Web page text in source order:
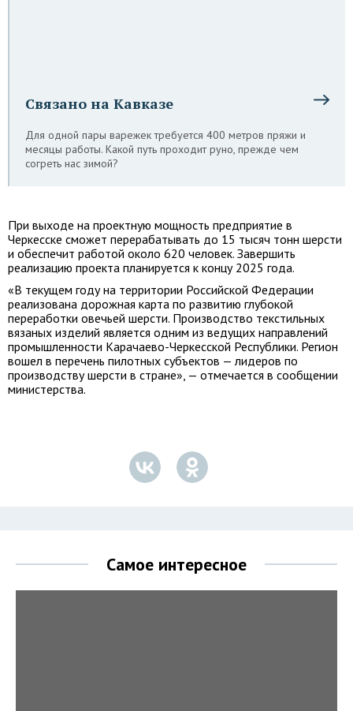
Связано на Кавказе
Для одной пары варежек требуется 400 метров пряжи и
месяцы работы. Какой путь проходит руно, прежде чем
согреть нас зимой?
При выходе на проектную мощность предприятие в
Черкесске сможет перерабатывать до 15 тысяч тонн шерсти
и обеспечит работой около 620 человек. Завершить
реализацию проекта планируется к концу 2025 года.
«В текущем году на территории Российской Федерации
реализована дорожная карта по развитию глубокой
переработки овечьей шерсти. Производство текстильных
вязаных изделий является одним из ведущих направлений
промышленности Карачаево-Черкесской Республики. Регион
вошел в перечень пилотных субъектов — лидеров по
производству шерсти в стране», — отмечается в сообщении
министерства.
Самое интересное